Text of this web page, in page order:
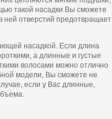
такой насадки Вы сможете
ней отверстий предотвращает
насадкой. Если длина
а длинные и густые
волосами можно отлично
модели, Вы сможете не
если у Вас длинные,